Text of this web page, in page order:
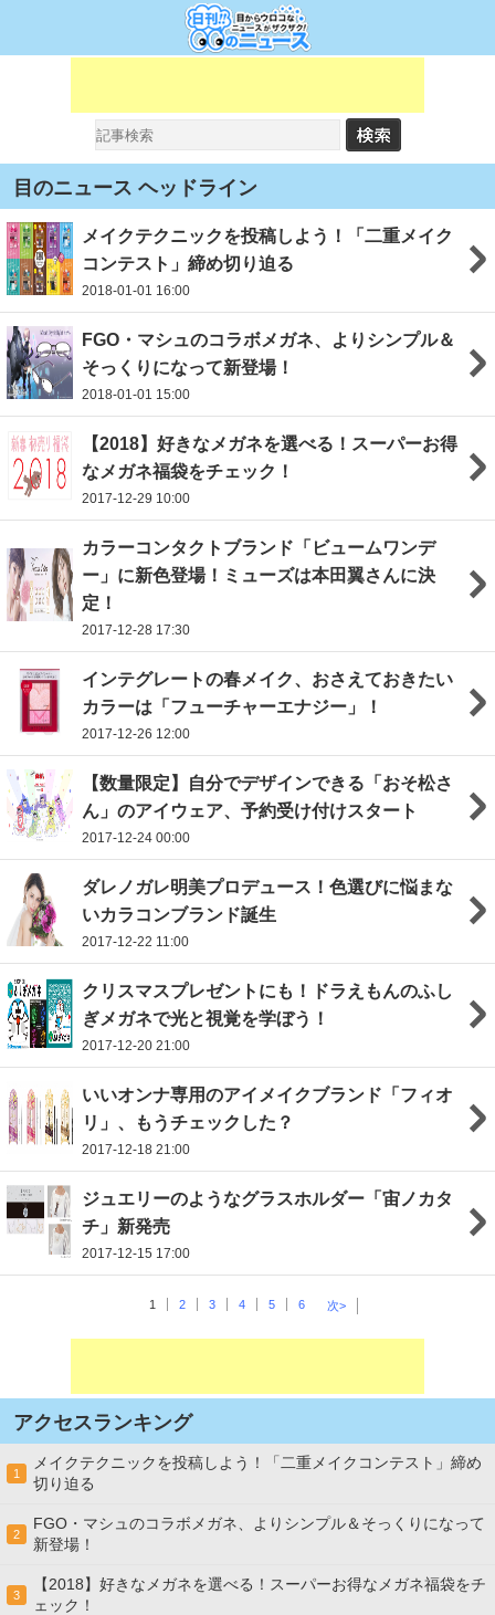
目のニュース ヘッドライン
メイクテクニックを投稿しよう！「二重メイク
コンテスト」締め切り迫る
2018-01-01 16:00
FGO・マシュのコラボメガネ、よりシンプル＆
そっくりになって新登場！
2018-01-01 15:00
【2018】好きなメガネを選べる！スーパーお得
なメガネ福袋をチェック！
2017-12-29 10:00
カラーコンタクトブランド「ビュームワンデ
ー」に新色登場！ミューズは本田翼さんに決
定！
2017-12-28 17:30
インテグレートの春メイク、おさえておきたい
カラーは「フューチャーエナジー」！
2017-12-26 12:00
【数量限定】自分でデザインできる「おそ松さ
ん」のアイウェア、予約受け付けスタート
2017-12-24 00:00
ダレノガレ明美プロデュース！色選びに悩まな
いカラコンブランド誕生
2017-12-22 11:00
クリスマスプレゼントにも！ドラえもんのふし
ぎメガネで光と視覚を学ぼう！
2017-12-20 21:00
いいオンナ専用のアイメイクブランド「フィオ
リ」、もうチェックした？
2017-12-18 21:00
ジュエリーのようなグラスホルダー「宙ノカタ
チ」新発売
2017-12-15 17:00
1 2 3 4 5 6 次>
アクセスランキング
1
メイクテクニックを投稿しよう！「二重メイクコンテスト」締め
切り迫る
2
FGO・マシュのコラボメガネ、よりシンプル＆そっくりになって
新登場！
3
【2018】好きなメガネを選べる！スーパーお得なメガネ福袋をチ
ェック！